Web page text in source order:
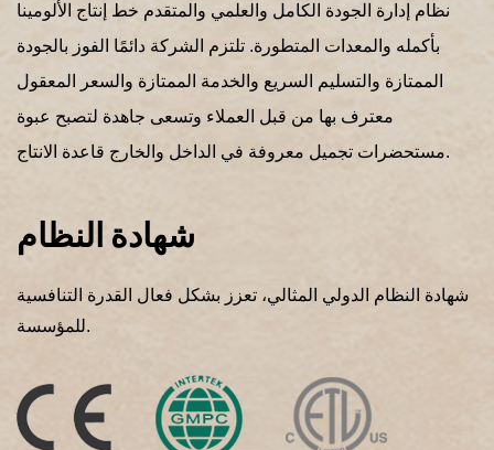
نظام إدارة الجودة الكامل والعلمي والمتقدم خط إنتاج الألومينا
بأكمله والمعدات المتطورة. تلتزم الشركة دائمًا الفوز بالجودة
الممتازة والتسليم السريع والخدمة الممتازة والسعر المعقول
معترف بها من قبل العملاء وتسعى جاهدة لتصبح عبوة
مستحضرات تجميل معروفة في الداخل والخارج قاعدة الانتاج.
شهادة النظام
شهادة النظام الدولي المثالي، تعزز بشكل فعال القدرة التنافسية
للمؤسسة.